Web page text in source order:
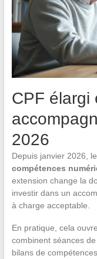
CPF élargi
2026
Depuis janvier 2026,
compétences
extension change la
investir dans un
à charge acceptable.
En pratique, cela
combinent séances
bilans de